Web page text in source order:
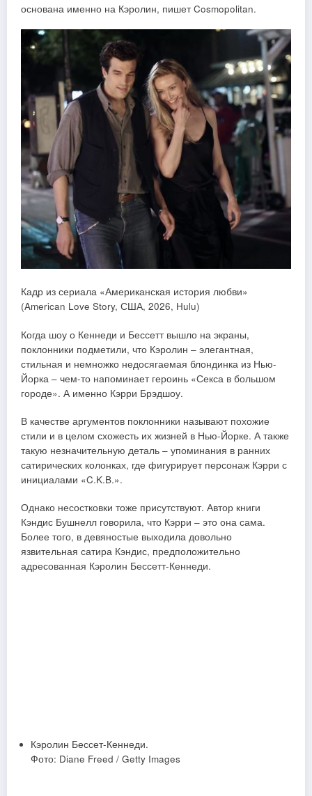
основана именно на Кэролин, пишет Cosmopolitan.
Кадр из сериала «Американская история любви»
(American Love Story, США, 2026, Hulu)
Когда шоу о Кеннеди и Бессетт вышло на экраны,
поклонники подметили, что Кэролин – элегантная,
стильная и немножко недосягаемая блондинка из Нью-
Йорка – чем-то напоминает героинь «Секса в большом
городе». А именно Кэрри Брэдшоу.
В качестве аргументов поклонники называют похожие
стили и в целом схожесть их жизней в Нью-Йорке. А также
такую незначительную деталь – упоминания в ранних
сатирических колонках, где фигурирует персонаж Кэрри с
инициалами «C.K.B.».
Однако несостковки тоже присутствуют. Автор книги
Кэндис Бушнелл говорила, что Кэрри – это она сама.
Более того, в девяностые выходила довольно
язвительная сатира Кэндис, предположительно
адресованная Кэролин Бессетт-Кеннеди.
Кэролин Бессет-Кеннеди.
Фото: Diane Freed / Getty Images